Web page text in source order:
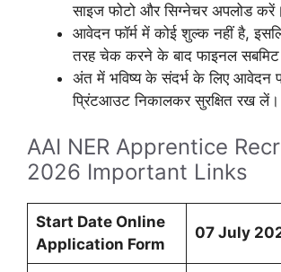
साइज फोटो और सिग्नेचर अपलोड करें।
आवेदन फॉर्म में कोई शुल्क नहीं है,
तरह चेक करने के बाद फाइनल
अंत में भविष्य के संदर्भ के लिए आवेदन
प्रिंटआउट निकालकर सुरक्षित रख लें।
AAI NER Apprentice
2026 Important Links
Start Date Online
Application Form
07 July